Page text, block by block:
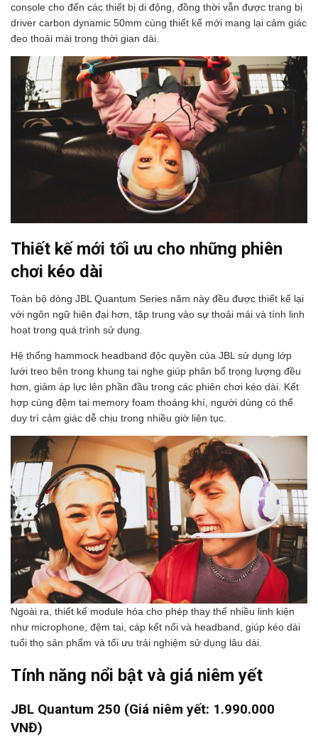
console cho đến các thiết bị di động, đồng thời vẫn được trang bị
driver carbon dynamic 50mm cùng thiết kế mới mang lại cảm giác
đeo thoải mái trong thời gian dài.
Thiết kế mới tối ưu cho những phiên
chơi kéo dài
Toàn bộ dòng JBL Quantum Series năm này đều được thiết kế lại
với ngôn ngữ hiện đại hơn, tập trung vào sự thoải mái và tính linh
hoạt trong quá trình sử dụng.
Hệ thống hammock headband độc quyền của JBL sử dụng lớp
lưới treo bên trong khung tai nghe giúp phân bổ trọng lượng đều
hơn, giảm áp lực lên phần đầu trong các phiên chơi kéo dài. Kết
hợp cùng đệm tai memory foam thoáng khí, người dùng có thể
duy trì cảm giác dễ chịu trong nhiều giờ liên tục.
Ngoài ra, thiết kế module hóa cho phép thay thế nhiều linh kiện
như microphone, đệm tai, cáp kết nối và headband, giúp kéo dài
tuổi thọ sản phẩm và tối ưu trải nghiệm sử dụng lâu dài.
Tính năng nổi bật và giá niêm yết
JBL Quantum 250 (Giá niêm yết: 1.990.000
VNĐ)